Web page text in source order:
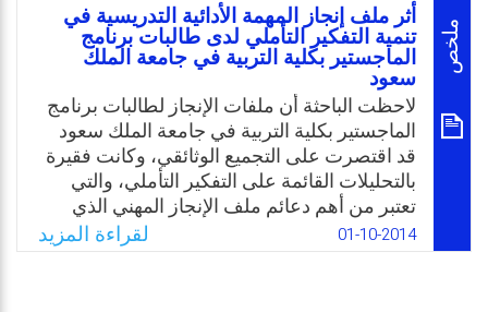
ملخص
أثر ملف إنجاز المهمة الأدائية التدريسية في
تنمية التفكير التأملي لدى طالبات برنامج
الماجستير بكلية التربية في جامعة الملك
سعود
لاحظت الباحثة أن ملفات الإنجاز لطالبات برنامج
الماجستير بكلية التربية في جامعة الملك سعود
قد اقتصرت على التجميع الوثائقي، وكانت فقيرة
بالتحليلات القائمة على التفكير التأملي، والتي
تعتبر من أهم دعائم ملف الإنجاز المهني الذي
يمثل أحد متطلبات الاعتماد الأكاديمي الذي
حصلت علية هذه الكلية. وفي مشاركة من قِبلها
01-10-2014 لقراءة المزيد